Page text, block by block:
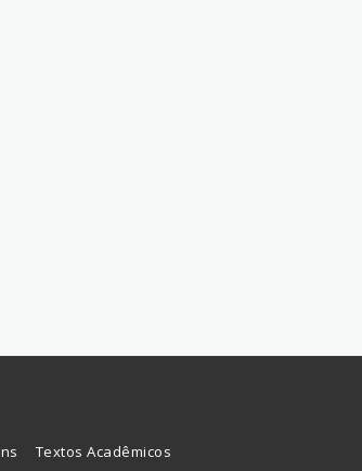
Textos Acadêmicos